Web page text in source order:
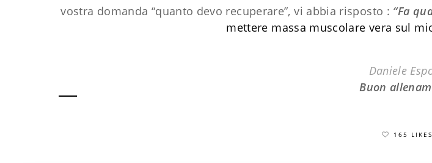
vostra domanda “quanto devo recuperare”, vi abbia risposto : “Fa
mettere massa muscolare vera sul
Daniele
Buon
165 LIKES